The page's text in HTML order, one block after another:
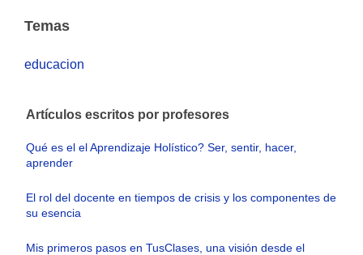
Temas
educacion
Artículos escritos por profesores
Qué es el el Aprendizaje Holístico? Ser, sentir, hacer,
aprender
El rol del docente en tiempos de crisis y los componentes de
su esencia
Mis primeros pasos en TusClases, una visión desde el